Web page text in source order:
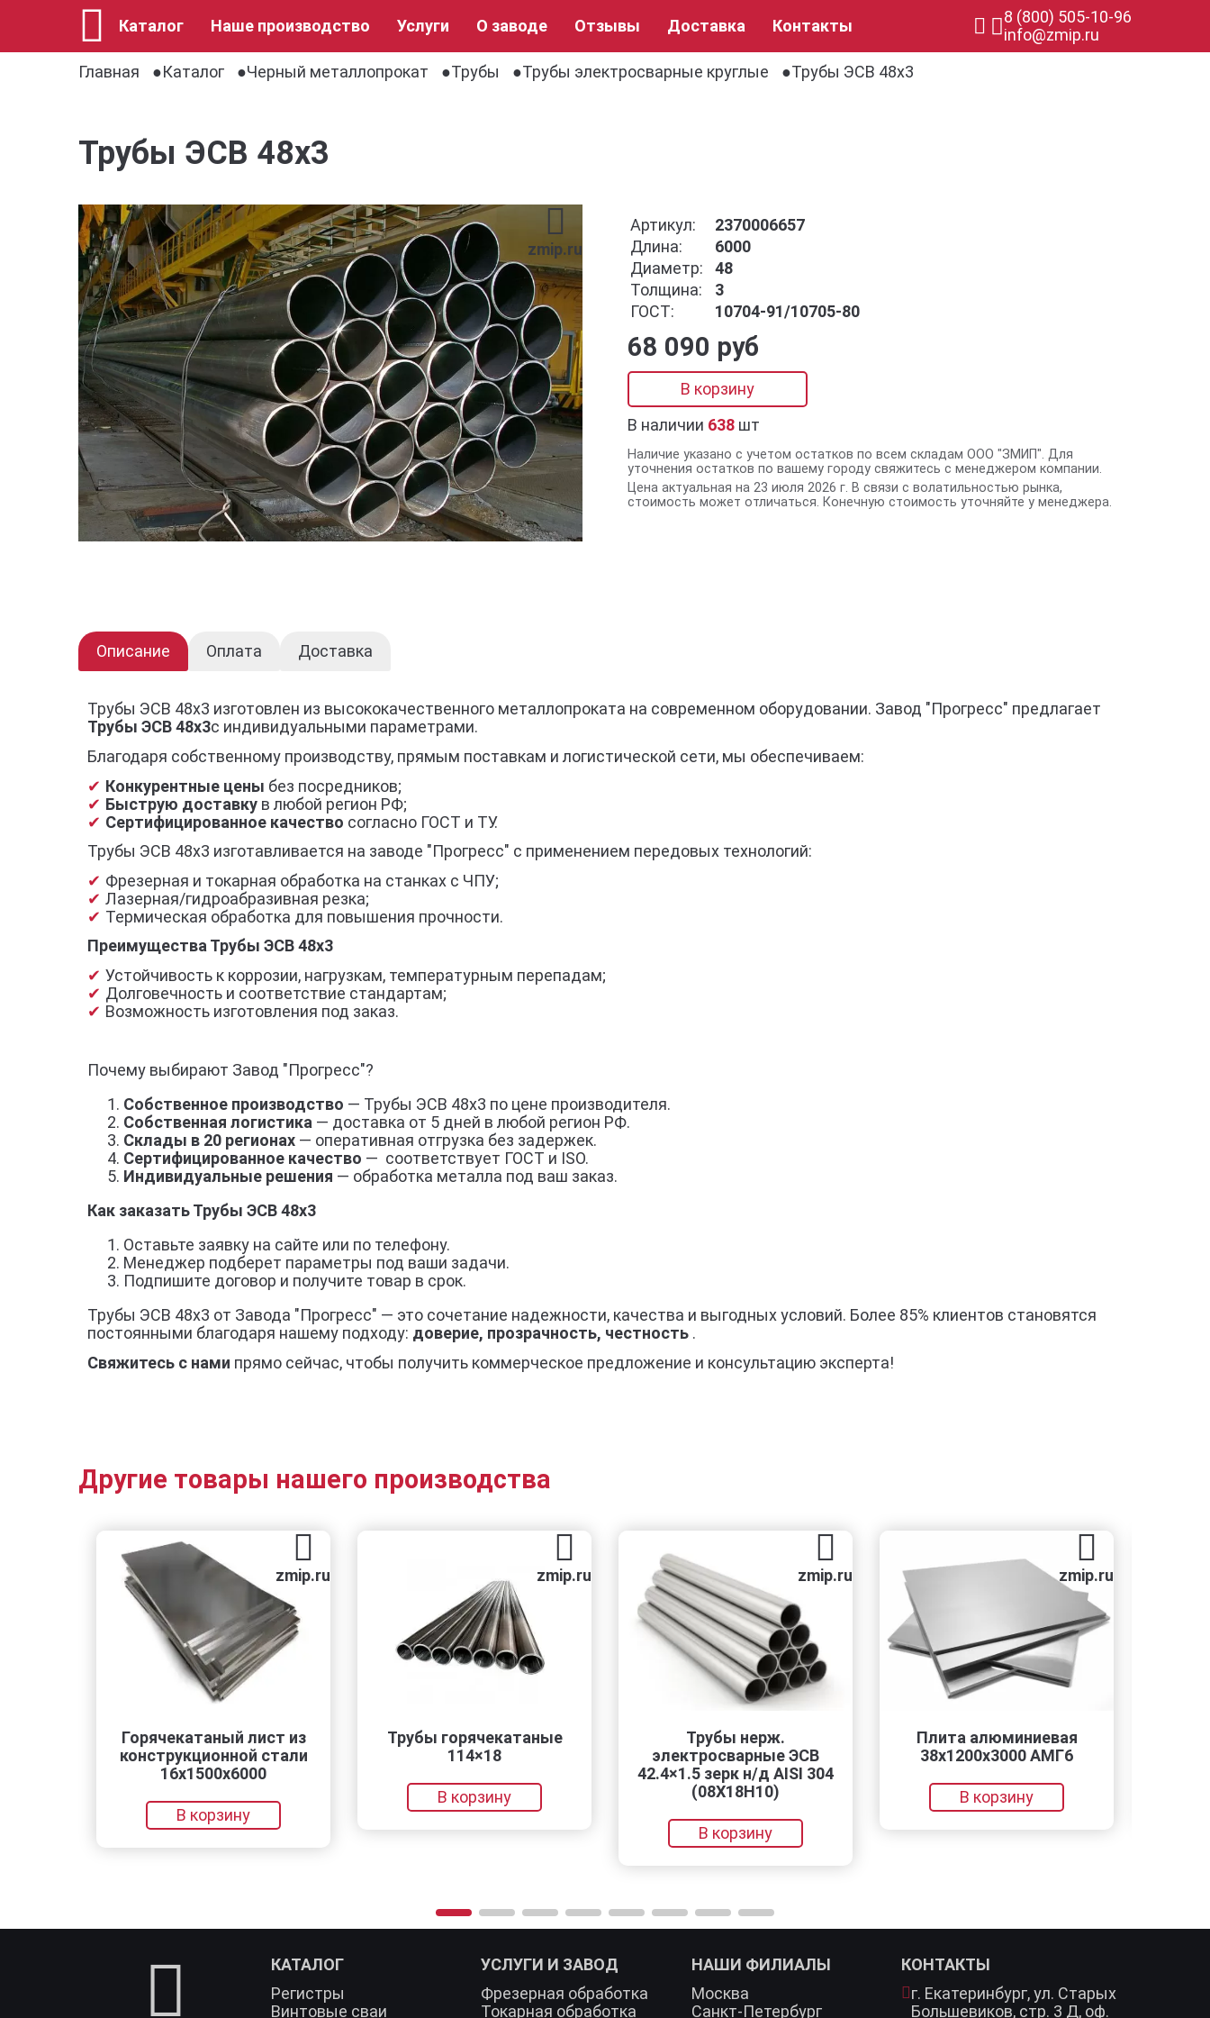
Каталог Наше производство Услуги О заводе Отзывы Доставка Контакты
8 (800) 505-10-96
info@zmip.ru
Главная
Каталог Черный металлопрокат Трубы Трубы электросварные круглые Трубы ЭСВ 48х3
Трубы ЭСВ 48х3
zmip.ru
Артикул:
2370006657
Длина:
6000
Диаметр:
48
Толщина:
3
ГОСТ:
10704-91/10705-80
68 090 руб
В корзину
В наличии 638 шт
Наличие указано с учетом остатков по всем складам ООО "ЗМИП". Для
уточнения остатков по вашему городу свяжитесь с менеджером компании.
Цена актуальная на 23 июля 2026 г. В связи с волатильностью рынка,
стоимость может отличаться. Конечную стоимость уточняйте у менеджера.
Описание Оплата Доставка
Трубы ЭСВ 48х3 изготовлен из высококачественного металлопроката на современном оборудовании. Завод "Прогресс" предлагает
Трубы ЭСВ 48х3с индивидуальными параметрами.
Благодаря собственному производству, прямым поставкам и логистической сети, мы обеспечиваем:
Конкурентные цены без посредников;
Быструю доставку в любой регион РФ;
Сертифицированное качество согласно ГОСТ и ТУ.
Трубы ЭСВ 48х3 изготавливается на заводе "Прогресс" с применением передовых технологий:
Фрезерная и токарная обработка на станках с ЧПУ;
Лазерная/гидроабразивная резка;
Термическая обработка для повышения прочности.
Преимущества Трубы ЭСВ 48х3
Устойчивость к коррозии, нагрузкам, температурным перепадам;
Долговечность и соответствие стандартам;
Возможность изготовления под заказ.
Почему выбирают Завод "Прогресс"?
Собственное производство — Трубы ЭСВ 48х3 по цене производителя.
Собственная логистика — доставка от 5 дней в любой регион РФ.
Склады в 20 регионах — оперативная отгрузка без задержек.
Сертифицированное качество — соответствует ГОСТ и ISO.
Индивидуальные решения — обработка металла под ваш заказ.
Как заказать Трубы ЭСВ 48х3
Оставьте заявку на сайте или по телефону.
Менеджер подберет параметры под ваши задачи.
Подпишите договор и получите товар в срок.
Трубы ЭСВ 48х3 от Завода "Прогресс" — это сочетание надежности, качества и выгодных условий. Более 85% клиентов становятся
постоянными благодаря нашему подходу: доверие, прозрачность, честность .
Свяжитесь с нами прямо сейчас, чтобы получить коммерческое предложение и консультацию эксперта!
Другие товары нашего производства
zmip.ru
Горячекатаный лист из
конструкционной стали
16х1500х6000
Трубы горячекатаные
zmip.ru
Трубы нерж.
электросварные ЭСВ
42.4×1.5 зерк н/д AISI 304
(08Х18Н10)
Плита алюминиевая
38x1200x3000 АМГ6
КАТАЛОГ
Регистры
Винтовые сваи
УСЛУГИ И ЗАВОД
Фрезерная обработка
Токарная обработка
НАШИ ФИЛИАЛЫ
Москва
Санкт-Петербург
КОНТАКТЫ
г. Екатеринбург,ул. Старых
Большевиков, стр. 3 Д, оф.